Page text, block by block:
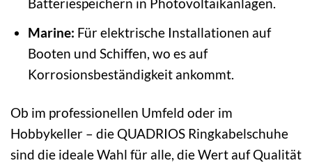
Batteriespeichern in Photovoltaikanlagen.
Marine: Für elektrische Installationen auf
Booten und Schiffen, wo es auf
Korrosionsbeständigkeit ankommt.
Ob im professionellen Umfeld oder im
Hobbykeller – die QUADRIOS Ringkabelschuhe
sind die ideale Wahl für alle, die Wert auf Qualität